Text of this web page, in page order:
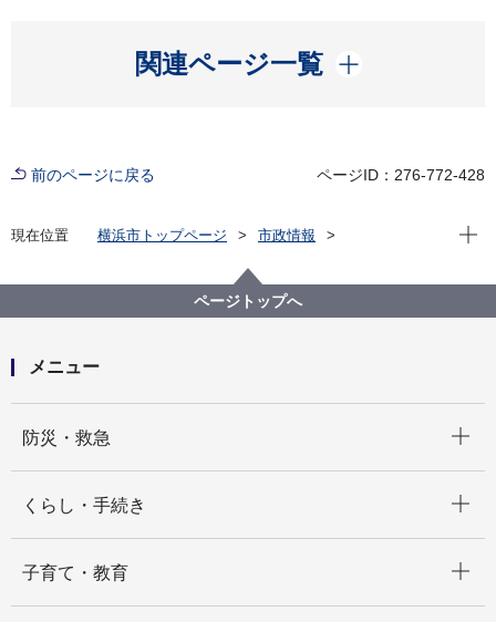
関連ページ一覧
開く
前のページに戻る ページID：276-772-428
現在位置 横浜市トップページ
市政情報
大都市比較統計年表
大都市比較統計年表／平成26年
現在
ページトップへ
メニュー
防災・救急
くらし・手続き
子育て・教育